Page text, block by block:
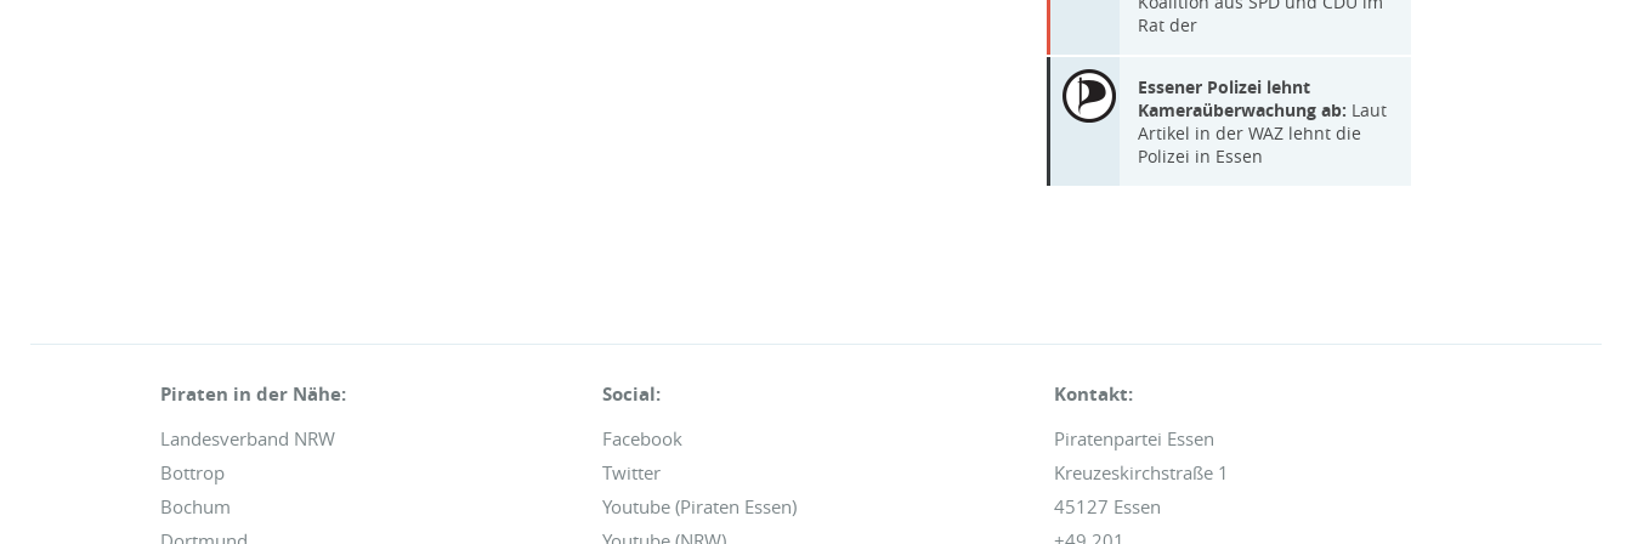
Rat der
Essener Polizei lehnt
Kameraüberwachung ab: Laut
Artikel in der WAZ lehnt die
Polizei in Essen
Piraten in der Nähe:
Landesverband NRW
Bottrop
Bochum
Social:
Facebook
Twitter
Youtube (Piraten Essen)
Kontakt:
Piratenpartei Essen
Kreuzeskirchstraße 1
45127 Essen